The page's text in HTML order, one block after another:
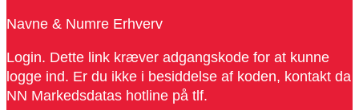
Navne & Numre Erhverv
Login. Dette link kræver adgangskode for at kunne
logge ind. Er du ikke i besiddelse af koden, kontakt da
NN Markedsdatas hotline på tlf.